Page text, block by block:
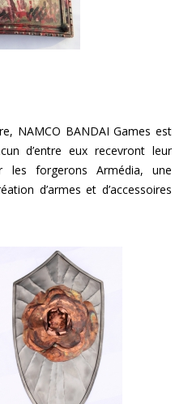
NAMCO BANDAI Games est
d’entre eux recevront leur
les forgerons Armédia, une
d’armes et d’accessoires